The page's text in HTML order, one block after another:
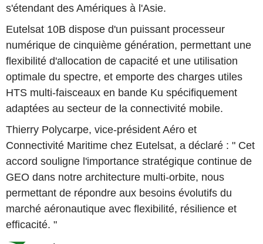
s'étendant des Amériques à l'Asie.
Eutelsat 10B dispose d'un puissant processeur
numérique de cinquième génération, permettant une
flexibilité d'allocation de capacité et une utilisation
optimale du spectre, et emporte des charges utiles
HTS multi-faisceaux en bande Ku spécifiquement
adaptées au secteur de la connectivité mobile.
Thierry Polycarpe, vice-président Aéro et
Connectivité Maritime chez Eutelsat, a déclaré : " Cet
accord souligne l'importance stratégique continue de
GEO dans notre architecture multi-orbite, nous
permettant de répondre aux besoins évolutifs du
marché aéronautique avec flexibilité, résilience et
efficacité. "